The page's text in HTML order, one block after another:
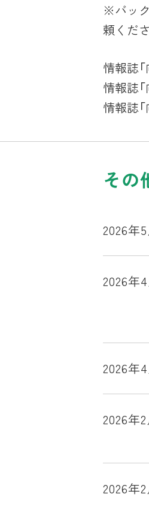
※バッ
頼くだ
情報誌「
情報誌「
情報誌
その
2026年
2026年
2026年
2026年
2026年